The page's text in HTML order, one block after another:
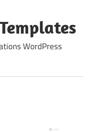
WordPress